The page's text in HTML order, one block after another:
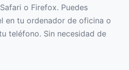
o Firefox. Puedes
en tu ordenador de oficina o
teléfono. Sin necesidad de